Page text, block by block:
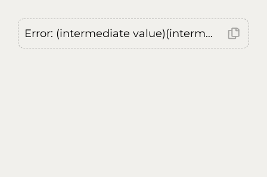
Error: (intermediate value)(intermediate value)(intermediate value).replaceAll is not a function